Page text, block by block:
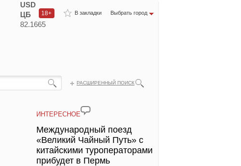
В закладки Выбрать город
18+
USD
ЦБ
82.1665
РАСШИРЕННЫЙ ПОИСК
ИНТЕРЕСНОЕ
Международный поезд
«Великий Чайный Путь» с
китайскими туроператорами
прибудет в Пермь